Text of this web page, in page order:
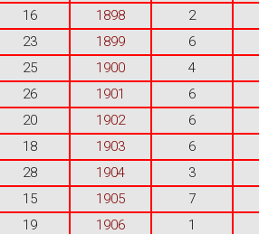
16 1898
2
23 1899
6
25 1900
4
26 1901
6
20 1902
6
18 1903
6
28 1904
3
15 1905
7
19 1906
1